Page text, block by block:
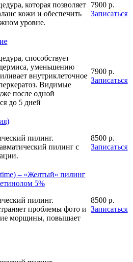
которая позволяет
кожи и обеспечить
уровне.
7900 р.
Записаться
способствует
уменьшению
внутриклеточное
Видимые
после одной
до 5 дней
7900 р.
Записаться
пилинг.
пилинг с
8500 р.
Записаться
– «Желтый» пилинг
5%
пилинг.
проблемы фото и
морщины, повышает
8500 р.
Записаться